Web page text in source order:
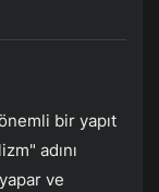
bir yapıt
adını
ve